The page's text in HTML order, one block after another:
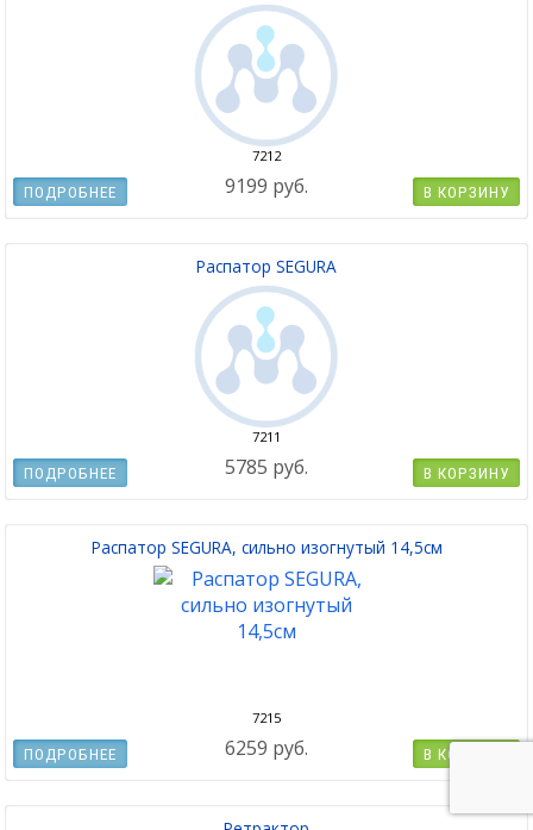
7212
9199 руб. В КОРЗИНУ
ПОДРОБНЕЕ
Распатор SEGURA
7211
5785 руб. В КОРЗИНУ
ПОДРОБНЕЕ
Распатор SEGURA, сильно изогнутый 14,5см
7215
6259 руб. В КОРЗИНУ
ПОДРОБНЕЕ